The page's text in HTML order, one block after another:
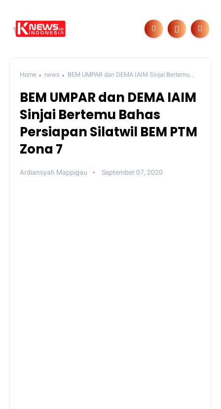
Home news
BEM UMPAR dan DEMA IAIM Sinjai Bertemu
BEM UMPAR dan DEMA IAIM
Sinjai Bertemu Bahas
Persiapan Silatwil BEM PTM
Zona 7
Ardiansyah Mappigau September 07, 2020